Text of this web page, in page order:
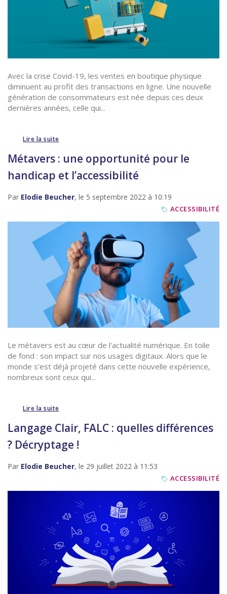
Avec la crise Covid-19, les ventes en boutique physique
diminuent au profit des transactions en ligne. Une nouvelle
génération de consommateurs est née depuis ces deux
dernières années, celle qui...
Lire la suite
Métavers : une opportunité pour le
handicap et l’accessibilité
Par Elodie Beucher, le 5 septembre 2022 à 10:19
ACCESSIBILITÉ
Le métavers est au cœur de l'actualité numérique. En toile
de fond : son impact sur nos usages digitaux. Alors que le
monde s’est déjà projeté dans cette nouvelle expérience,
nombreux sont ceux qui...
Lire la suite
Langage Clair, FALC : quelles différences
? Décryptage !
Par Elodie Beucher, le 29 juillet 2022 à 11:53
ACCESSIBILITÉ